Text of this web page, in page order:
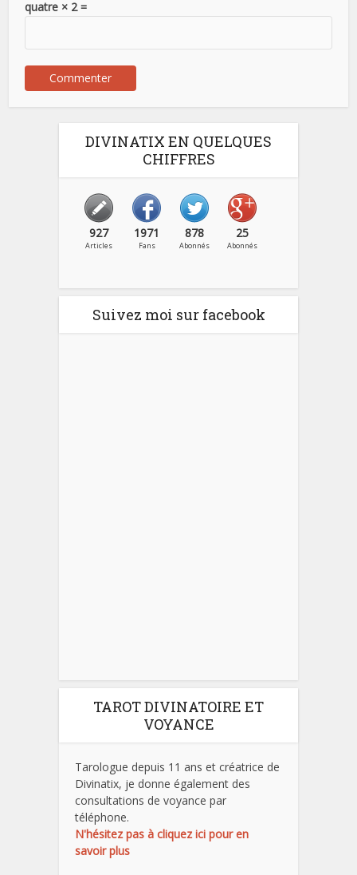
quatre × 2 =
DIVINATIX EN QUELQUES
CHIFFRES
927
Articles
1971
Fans
878
Abonnés
25
Abonnés
Suivez moi sur facebook
TAROT DIVINATOIRE ET
VOYANCE
Tarologue depuis 11 ans et créatrice de
Divinatix, je donne également des
consultations de voyance par
téléphone.
N'hésitez pas à cliquez ici pour en
savoir plus